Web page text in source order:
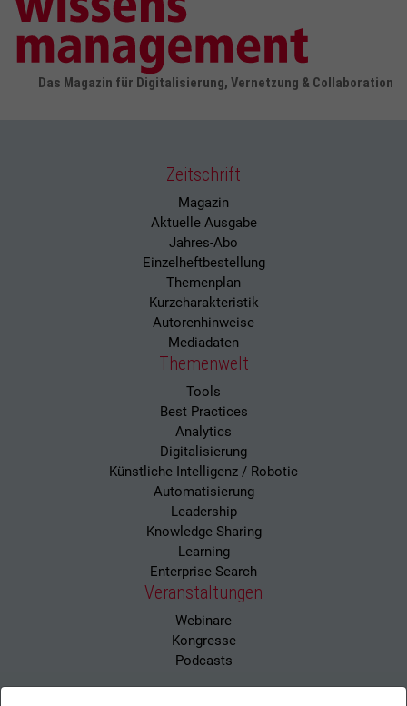
Das Magazin für Digitalisierung, Vernetzung & Collaboration
Zeitschrift
Magazin
Aktuelle Ausgabe
Jahres-Abo
Einzelheftbestellung
Themenplan
Kurzcharakteristik
Autorenhinweise
Mediadaten
Themenwelt
Tools
Best Practices
Analytics
Digitalisierung
Künstliche Intelligenz / Robotic
Automatisierung
Leadership
Knowledge Sharing
Learning
Enterprise Search
Veranstaltungen
Webinare
Kongresse
Podcasts